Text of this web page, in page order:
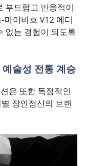
부드럽고 반응적이
마이바흐 V12 에디
없는 경험이 되도록
술성 전통 계승
은 또한 독점적인
장인정신의 브랜